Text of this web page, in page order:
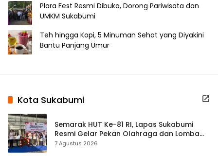
Plara Fest Resmi Dibuka, Dorong Pariwisata dan
UMKM Sukabumi
Teh hingga Kopi, 5 Minuman Sehat yang Diyakini
Bantu Panjang Umur
Kota Sukabumi
Semarak HUT Ke-81 RI, Lapas Sukabumi
Resmi Gelar Pekan Olahraga dan Lomba
Tradisional
7 Agustus 2026